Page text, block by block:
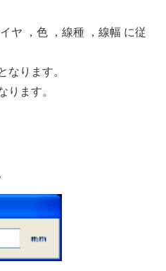
ヤ ，色 ，線種 ，線幅 に従
なります。
ります。